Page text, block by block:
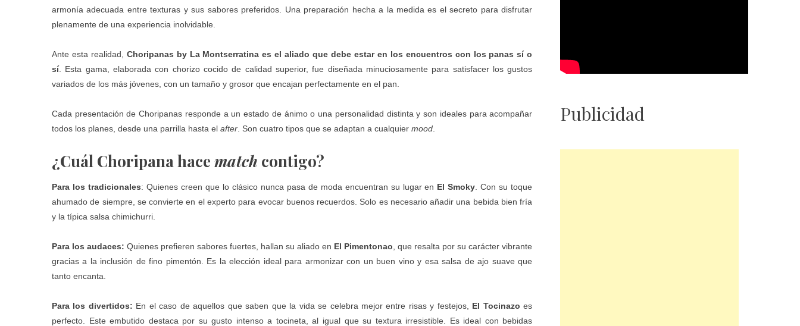
armonía adecuada entre texturas y sus sabores preferidos. Una preparación hecha a la medida es el secreto para disfrutar
plenamente de una experiencia inolvidable.
Ante esta realidad, Choripanas by La Montserratina es el aliado que debe estar en los encuentros con los panas sí o
sí. Esta gama, elaborada con chorizo cocido de calidad superior, fue diseñada minuciosamente para satisfacer los gustos
variados de los más jóvenes, con un tamaño y grosor que encajan perfectamente en el pan.
Cada presentación de Choripanas responde a un estado de ánimo o una personalidad distinta y son ideales para acompañar
todos los planes, desde una parrilla hasta el after . Son cuatro tipos que se adaptan a cualquier mood
¿Cuál Choripana hace match contigo?
Para los tradicionales: Quienes creen que lo clásico nunca pasa de moda encuentran su lugar en El Smoky . Con su toque
ahumado de siempre, se convierte en el experto para evocar buenos recuerdos. Solo es necesario añadir una bebida bien fría
y la típica salsa chimichurri.
Para los audaces:Quienes prefieren sabores fuertes, hallan su aliado en El Pimentonao , que resalta por su carácter vibrante
gracias a la inclusión de fino pimentón. Es la elección ideal para armonizar con un buen vino y esa salsa de ajo suave que
tanto encanta.
Para los divertidos: En el caso de aquellos que saben que la vida se celebra mejor entre risas y festejos, El Tocinazo es
perfecto. Este embutido destaca por su gusto intenso a tocineta, al igual que su textura irresistible. Es ideal con bebidas
Publicidad